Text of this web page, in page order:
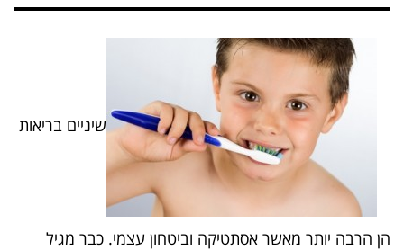
שיניים בריאות
הן הרבה יותר מאשר אסתטיקה וביטחון עצמי. כבר מגיל